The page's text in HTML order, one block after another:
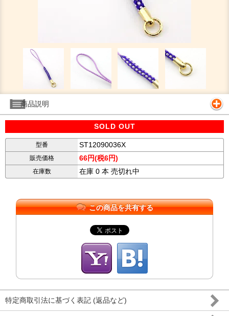
商品説明
SOLD OUT
型番 ST12090036X
販売価格 66円(税6円)
在庫数 在庫 0 本 売切れ中
この商品を共有する
特定商取引法に基づく表記 (返品など)